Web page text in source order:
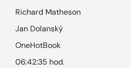
Richard Matheson
Jan Dolanský
OneHotBook
06:42:35 hod.